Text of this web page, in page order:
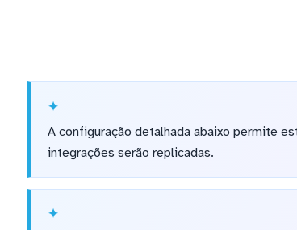
A configuração detalhada abaixo permite
integrações serão replicadas.